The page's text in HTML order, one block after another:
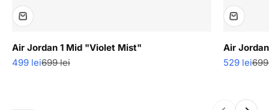
Air Jordan 1 Mid "Violet Mist"
Pret redus
499 leiPret normal
699 lei
Air
Pret redus
529 lei
InapoiInainte